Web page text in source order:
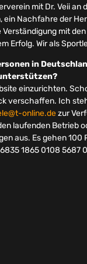
mit Dr. Veii an
ein Nachfahre der
mit
Erfolg. Wir als
in
einzurichten.
verschaffen. Ich
online.dezur
laufenden Betrieb
aus. Es gehen 100
1865 0108 5687